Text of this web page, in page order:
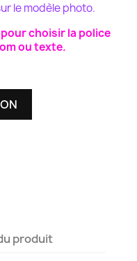
le modèle photo.
choisir la police
ou texte.
produit